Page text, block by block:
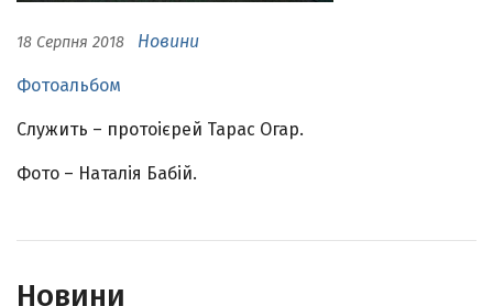
18 Серпня 2018 Новини
Фотоальбом
Служить – протоієрей Тарас Огар.
Фото – Наталія Бабій.
Новини